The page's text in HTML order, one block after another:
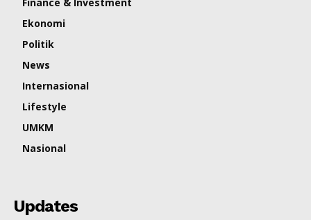
Ekonomi
Politik
News
Internasional
Lifestyle
UMKM
Nasional
Updates